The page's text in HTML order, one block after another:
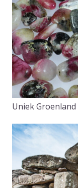
Uniek Groenland